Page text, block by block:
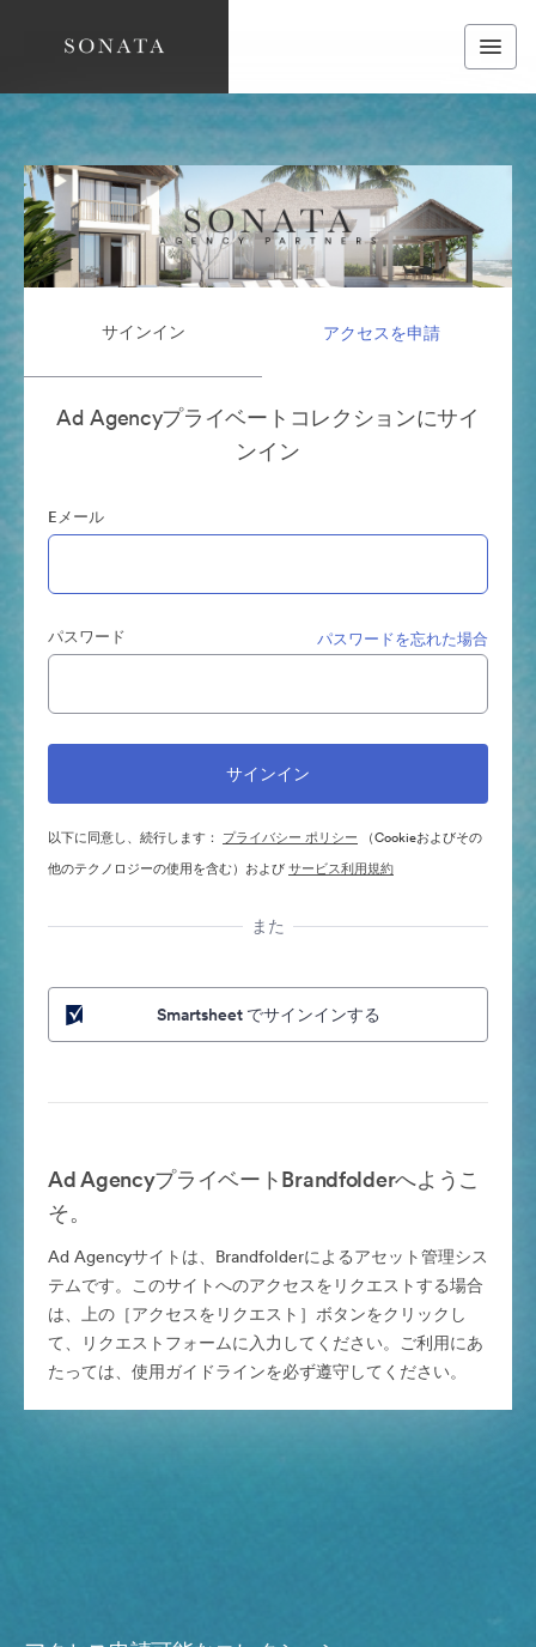
サインイン アクセスを申請
Ad Agencyプライベートコレクションにサイ
ンイン
Eメール
パスワード パスワードを忘れた場合
以下に同意し、続行します： プライバシー ポリシー （Cookieおよびその
他のテクノロジーの使用を含む）およびサービス利用規約
また
Smartsheet でサインインする
Ad AgencyプライベートBrandfolderへようこ
そ。
Ad Agencyサイトは、Brandfolderによるアセット管理シス
テムです。このサイトへのアクセスをリクエストする場合
は、上の［アクセスをリクエスト］ボタンをクリックし
て、リクエストフォームに入力してください。ご利用にあ
たっては、使用ガイドラインを必ず遵守してください。